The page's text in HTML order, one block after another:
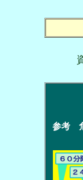
参考